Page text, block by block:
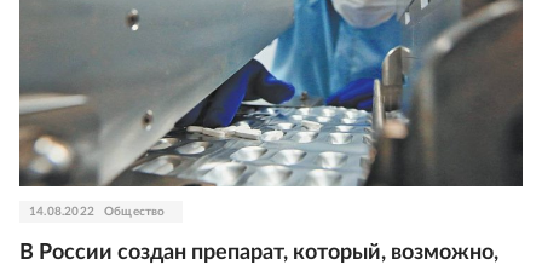
14.08.2022 Общество
В России создан препарат, который, возможно,